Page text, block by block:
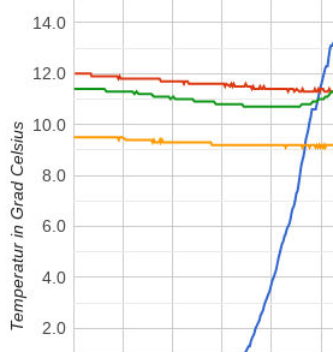
2.0
4.0
6.0
8.0
10.0
12.0
14.0
Temperatur in Grad Celsius